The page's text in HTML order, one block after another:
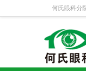
何氏眼科分